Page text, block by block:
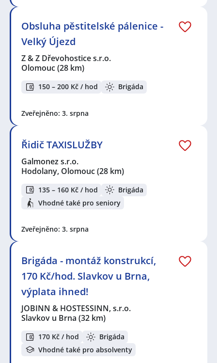
Obsluha pěstitelské pálenice -
Velký Újezd
Z & Z Dřevohostice s.r.o.
Olomouc(28 km)
150 – 200 Kč / hod Brigáda
Zveřejněno: 3. srpna
Řidič TAXISLUŽBY
Galmonez s.r.o.
Hodolany, Olomouc(28 km)
135 – 160 Kč / hod
Brigáda
Vhodné také pro seniory
Zveřejněno: 3. srpna
Brigáda - montáž konstrukcí,
170 Kč/hod. Slavkov u Brna,
výplata ihned!
JOBINN & HOSTESSINN, s.r.o.
Slavkov u Brna (32 km)
170 Kč / hod
Brigáda
Vhodné také pro absolventy